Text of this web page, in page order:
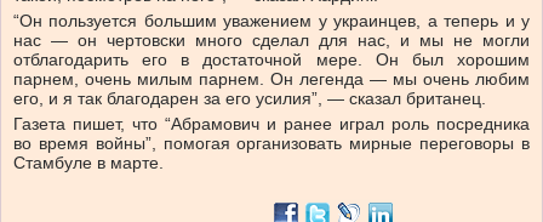
“Он пользуется большим уважением у украинцев, а теперь и у
нас — он чертовски много сделал для нас, и мы не могли
отблагодарить его в достаточной мере. Он был хорошим
парнем, очень милым парнем. Он легенда — мы очень любим
его, и я так благодарен за его усилия”, — сказал британец.
Газета пишет, что “Абрамович и ранее играл роль посредника
во время войны”, помогая организовать мирные переговоры в
Стамбуле в марте.